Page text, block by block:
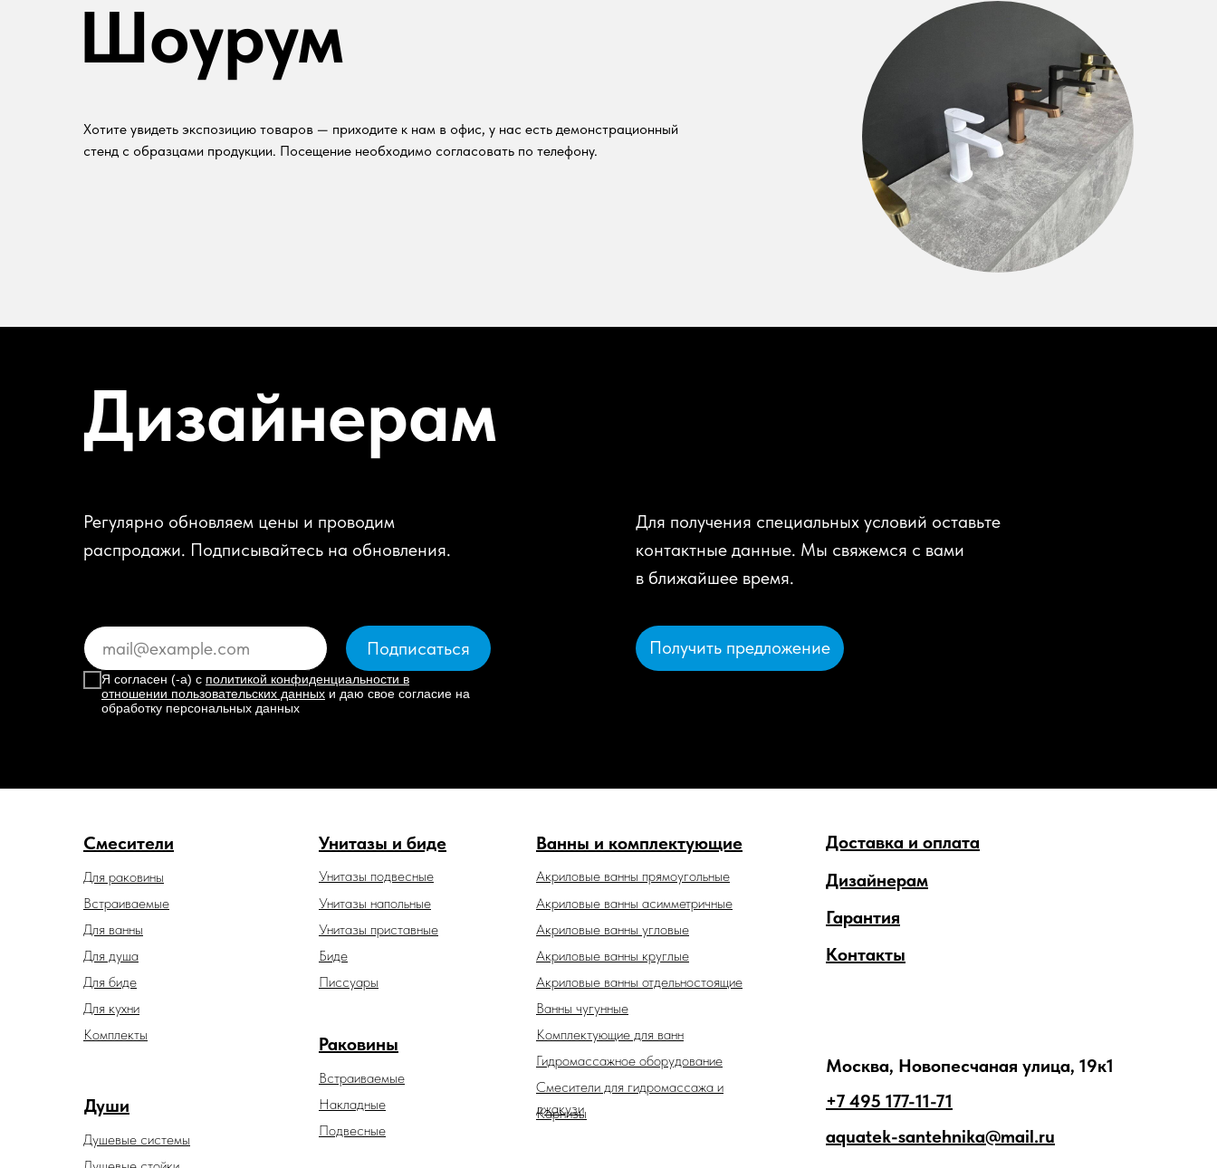
Шоурум
Хотите увидеть экспозицию товаров — приходите к нам в офис, у нас есть демонстрационный
стенд с образцами продукции. Посещение необходимо согласовать по телефону.
Дизайнерам
Регулярно обновляем цены и проводим
распродажи. Подписывайтесь на обновления.
Я согласен (-а) с политикой конфиденциальности в
отношении пользовательских данных и даю свое согласие на
обработку персональных данных
Подписаться
Для получения специальных условий оставьте
контактные данные. Мы свяжемся с вами
в ближайшее время.
Получить предложение
Смесители
Души
Душевые системы
Унитазы и биде
Унитазы подвесные
Унитазы напольные
Унитазы приставные
Раковины
Встраиваемые
Накладные
Подвесные
Встраиваемые
Для биде
Для ванны
Для душа
Для раковины
Для кухни
Ванны и комплектующие
Акриловые ванны прямоугольные Дизайнерам
Доставка и оплата
Гарантия
Контакты
Биде
Акриловые ванны отдельностоящие
Акриловые ванны асимметричные
Акриловые ванны угловые
Акриловые ванны круглые
Ванны чугунные
Комплектующие для ванн
Гидромассажное оборудование
Смесители для гидромассажа и
джакузи
Карнизы
Комплекты
Писсуары
Москва, Новопесчаная улица, 19к1
+7 495 177-11-71
aquatek-santehnika@mail.ru